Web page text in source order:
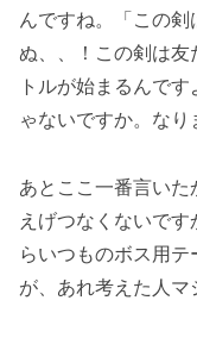
んですね。「この
ぬ、、！この剣は
トルが始まるんで
ゃないですか。なり
あとここ一番言い
えげつなくないで
らいつものボス用
が、あれ考えた人マ